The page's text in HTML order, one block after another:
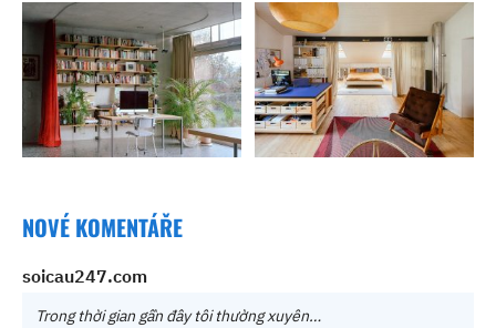
NOVÉ KOMENTÁŘE
soicau247.com
Trong thời gian gần đây tôi thường xuyên…